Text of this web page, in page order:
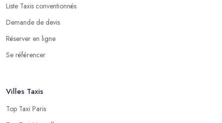
Liste Taxis conventionnés
Demande de devis
Réserver en ligne
Se référencer
Villes Taxis
Top Taxi Paris